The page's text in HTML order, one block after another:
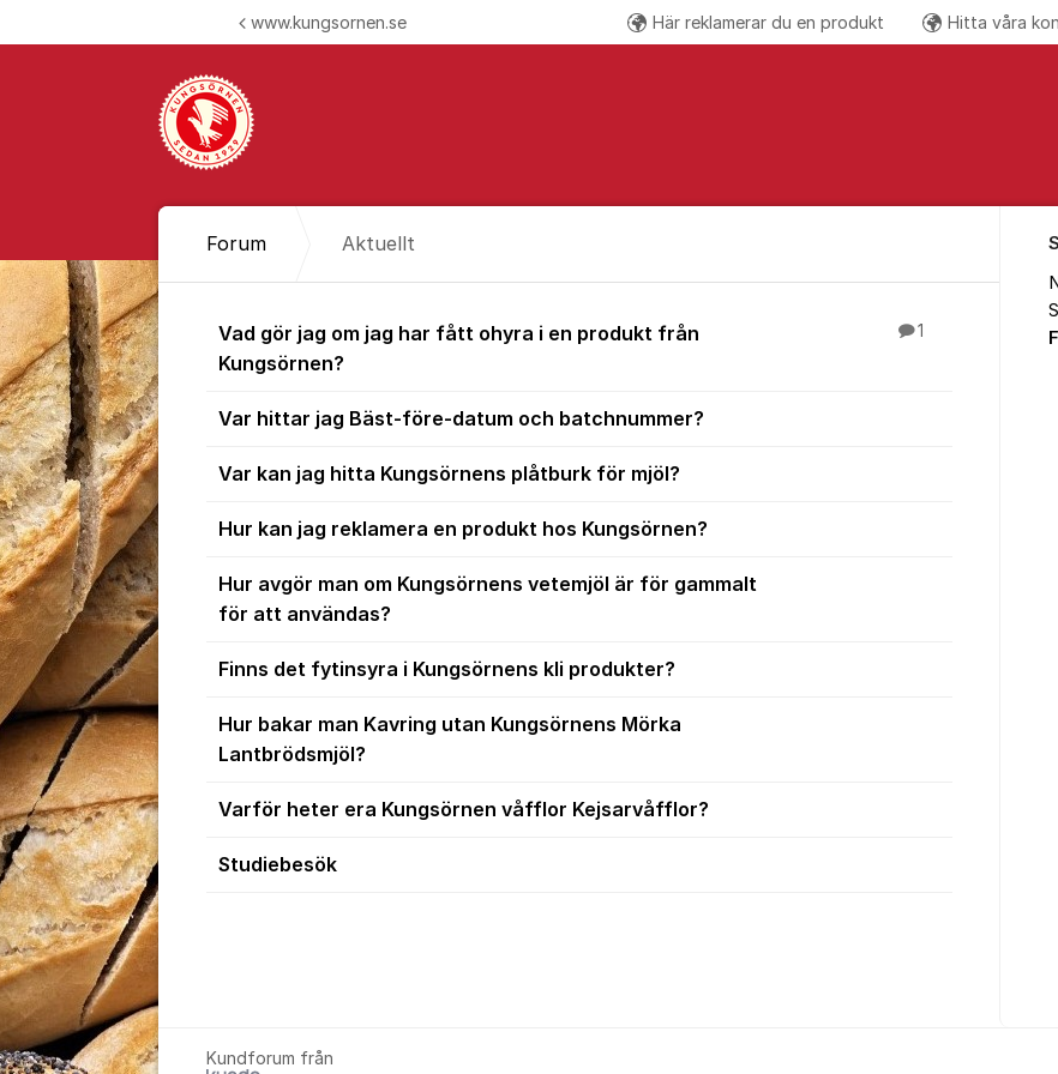
www.kungsornen.se Här reklamerar du en produkt Hitta våra
Forum Aktuellt
Aktuellt
Vad gör jag om jag har fått ohyra i en produkt från
Kungsörnen?
1
Var hittar jag Bäst-före-datum och batchnummer?
Var kan jag hitta Kungsörnens plåtburk för mjöl?
Hur kan jag reklamera en produkt hos Kungsörnen?
Hur avgör man om Kungsörnens vetemjöl är för gammalt
för att användas?
Finns det fytinsyra i Kungsörnens kli produkter?
Hur bakar man Kavring utan Kungsörnens Mörka
Lantbrödsmjöl?
Varför heter era Kungsörnen våfflor Kejsarvåfflor?
Studiebesök
Kundforum från